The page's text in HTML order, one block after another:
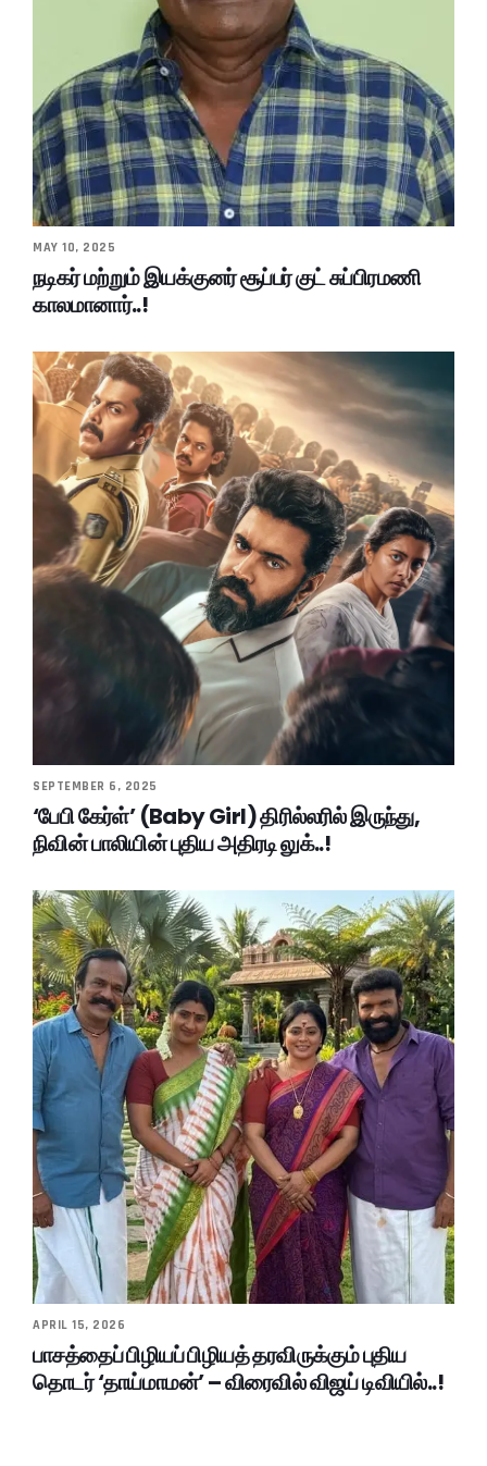
MAY 10, 2025
நடிகர் மற்றும் இயக்குனர் சூப்பர் குட் சுப்பிரமணி
காலமானார்..!
SEPTEMBER 6, 2025
‘பேபி கேர்ள்’ (Baby Girl) திரில்லரில் இருந்து,
நிவின் பாலியின் புதிய அதிரடி லுக்..!
APRIL 15, 2026
பாசத்தைப் பிழியப் பிழியத் தரவிருக்கும் புதிய
தொடர் ‘தாய்மாமன்’ – விரைவில் விஜய் டிவியில்..!